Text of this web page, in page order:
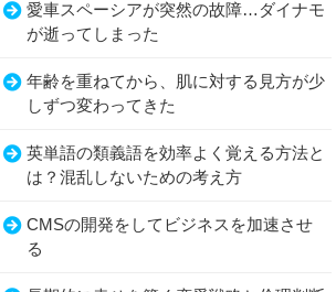
愛車スペーシアが突然の故障…ダイナモ
が逝ってしまった
年齢を重ねてから、肌に対する見方が少
しずつ変わってきた
英単語の類義語を効率よく覚える方法と
は？混乱しないための考え方
CMSの開発をしてビジネスを加速させ
る